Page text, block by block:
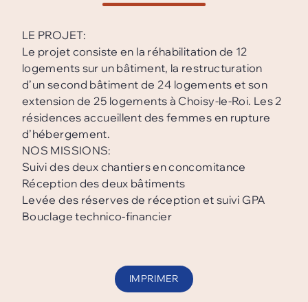
LE PROJET:
Le projet consiste en la réhabilitation de 12
logements sur un bâtiment, la restructuration
d’un second bâtiment de 24 logements et son
extension de 25 logements à Choisy-le-Roi. Les 2
résidences accueillent des femmes en rupture
d’hébergement.
NOS MISSIONS:
Suivi des deux chantiers en concomitance
Réception des deux bâtiments
Levée des réserves de réception et suivi GPA
Bouclage technico-financier
IMPRIMER